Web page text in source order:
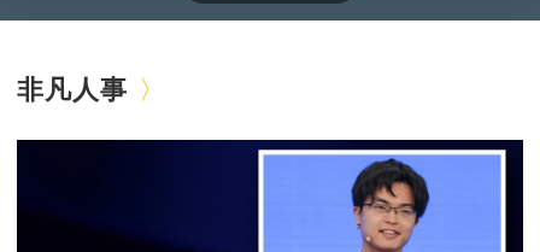
非凡人事